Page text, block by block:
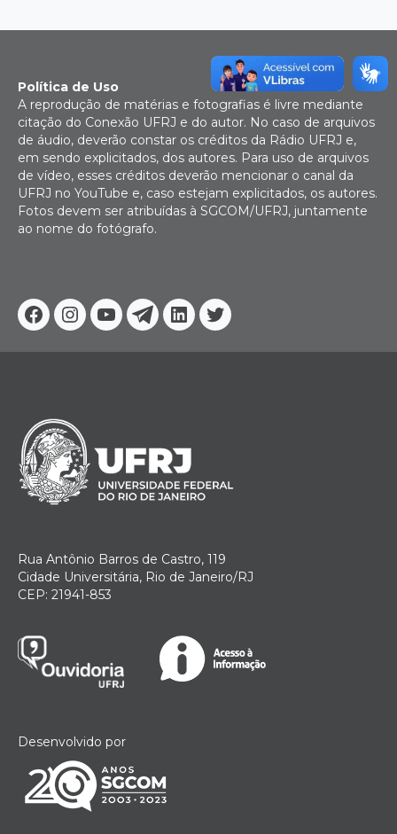
Facebook
Instagram
YoutubeTelegram
Linkedin
Twitter
Política de Uso
A reprodução de matérias e fotografias é livre mediante
citação do Conexão UFRJ e do autor. No caso de arquivos
de áudio, deverão constar os créditos da Rádio UFRJ e,
em sendo explicitados, dos autores. Para uso de arquivos
de vídeo, esses créditos deverão mencionar o canal da
UFRJ no YouTube e, caso estejam explicitados, os autores.
Fotos devem ser atribuídas à SGCOM/UFRJ, juntamente
ao nome do fotógrafo.
Rua Antônio Barros de Castro, 119
Cidade Universitária, Rio de Janeiro/RJ
CEP: 21941-853
Desenvolvido por